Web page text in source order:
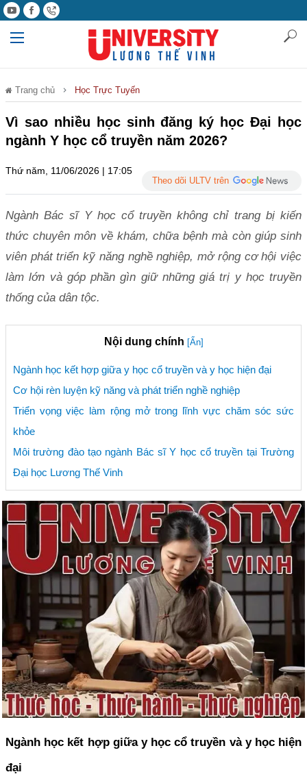
Trang chủ Học Trực Tuyến
Vì sao nhiều học sinh đăng ký học Đại học
ngành Y học cổ truyền năm 2026?
Thứ năm, 11/06/2026 | 17:05
Theo dõi ULTV trên
Ngành Bác sĩ Y học cổ truyền không chỉ trang bị kiến
thức chuyên môn về khám, chữa bệnh mà còn giúp sinh
viên phát triển kỹ năng nghề nghiệp, mở rộng cơ hội việc
làm lớn và góp phần gìn giữ những giá trị y học truyền
thống của dân tộc.
Nội dung chính [Ẩn]
Ngành học kết hợp giữa y học cổ truyền và y học hiện đại
Cơ hội rèn luyện kỹ năng và phát triển nghề nghiệp
Triển vọng việc làm rộng mở trong lĩnh vực chăm sóc sức
khỏe
Môi trường đào tạo ngành Bác sĩ Y học cổ truyền tại Trường
Đại học Lương Thế Vinh
Ngành học kết hợp giữa y học cổ truyền và y học hiện
đại